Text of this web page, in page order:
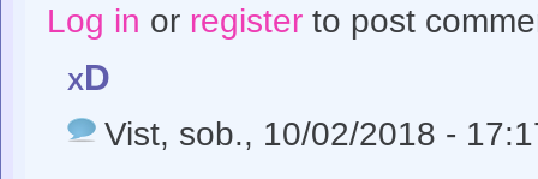
Log in or registerto post
xD
Vist, sob., 10/02/2018 -